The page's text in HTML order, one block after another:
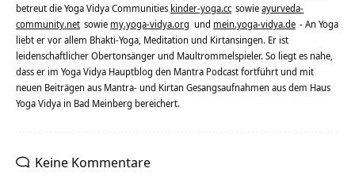
betreut die Yoga Vidya Communities kinder-yoga.cc sowieayurveda-
community.net sowie my.yoga-vidya.org und mein.yoga-vidya.de - An Yoga
liebt er vor allem Bhakti-Yoga, Meditation und Kirtansingen. Er ist
leidenschaftlicher Obertonsänger und Maultrommelspieler. So liegt es nahe,
dass er im Yoga Vidya Hauptblog den Mantra Podcast fortführt und mit
neuen Beiträgen aus Mantra- und Kirtan Gesangsaufnahmen aus dem Haus
Yoga Vidya in Bad Meinberg bereichert.
Keine Kommentare